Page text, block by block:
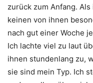
zurück zum Anfang.
keinen von ihnen
nach gut einer Woche
Ich lachte viel zu laut
ihnen stundenlang zu,
sie sind mein Typ. Ich